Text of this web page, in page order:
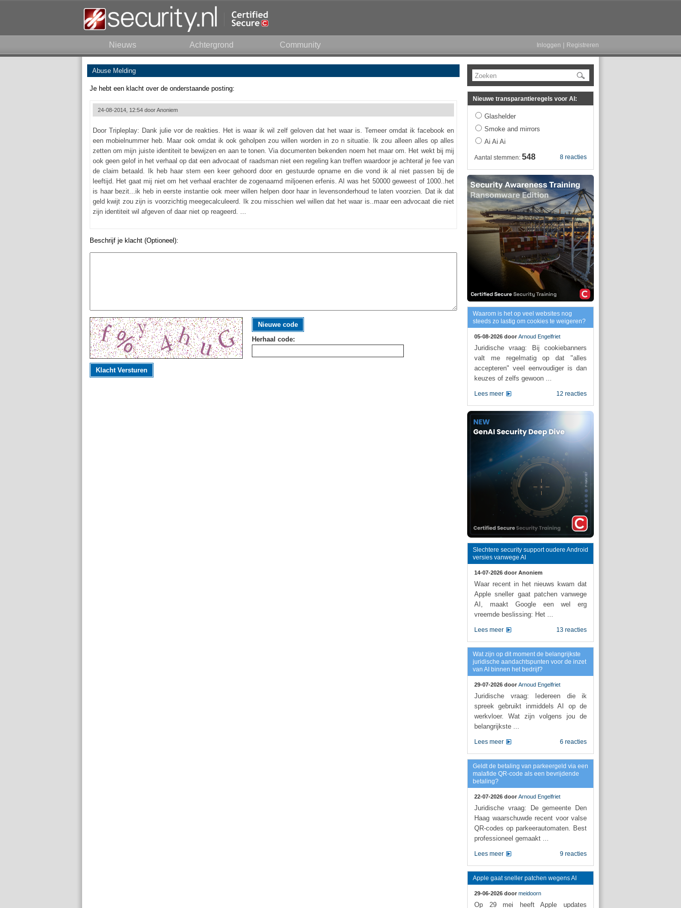
Nieuws Achtergrond Community Inloggen Registreren
Abuse Melding
Je hebt een klacht over de onderstaande posting:
24-08-2014, 12:54 doorAnoniem
Door Tripleplay: Dank julie vor de reakties. Het is waar ik wil zelf geloven dat het waar is. Temeer omdat ik facebook en
een mobielnummer heb. Maar ook omdat ik ook geholpen zou willen worden in zo n situatie. Ik zou alleen alles op alles
zetten om mijn juiste identiteit te bewijzen en aan te tonen. Via documenten bekenden noem het maar om. Het wekt bij mij
ook geen gelof in het verhaal op dat een advocaat of raadsman niet een regeling kan treffen waardoor je achteraf je fee van
de claim betaald. Ik heb haar stem een keer gehoord door en gestuurde opname en die vond ik al niet passen bij de
leeftijd. Het gaat mij niet om het verhaal erachter de zogenaamd miljoenen erfenis. Al was het 50000 geweest of 1000..het
is haar bezit...ik heb in eerste instantie ook meer willen helpen door haar in levensonderhoud te laten voorzien. Dat ik dat
geld kwijt zou zijn is voorzichtig meegecalculeerd. Ik zou misschien wel willen dat het waar is..maar een advocaat die niet
zijn identiteit wil afgeven of daar niet op reageerd. ...
Beschrijf je klacht (Optioneel):
Nieuwe code
Herhaal code:
Klacht Versturen
Zoeken
Nieuwe transparantieregels voor AI:
Glashelder
Smoke and mirrors
Ai Ai Ai
8 reacties
Aantal stemmen: 548
Waarom is het op veel websites nog
steeds zo lastig om cookies te weigeren?
05-08-2026 door Arnoud Engelfriet
Juridische vraag: Bij cookiebanners
valt me regelmatig op dat "alles
accepteren" veel eenvoudiger is dan
keuzes of zelfs gewoon ...
12 reacties
Lees meer
Slechtere security support oudere Android
versies vanwege AI
14-07-2026 door Anoniem
Waar recent in het nieuws kwam dat
Apple sneller gaat patchen vanwege
AI, maakt Google een wel erg
vreemde beslissing: Het ...
13 reacties
Lees meer
Wat zijn op dit moment de belangrijkste
juridische aandachtspunten voor de inzet
van AI binnen het bedrijf?
29-07-2026 door Arnoud Engelfriet
Juridische vraag: Iedereen die ik
spreek gebruikt inmiddels AI op de
werkvloer. Wat zijn volgens jou de
belangrijkste ...
6 reacties
Lees meer
Geldt de betaling van parkeergeld via een
malafide QR-code als een bevrijdende
betaling?
22-07-2026 door Arnoud Engelfriet
Juridische vraag: De gemeente Den
Haag waarschuwde recent voor valse
QR-codes op parkeerautomaten. Best
professioneel gemaakt ...
9 reacties
Lees meer
Apple gaat sneller patchen wegens AI
29-06-2026 door meidoorn
Op 29 mei heeft Apple updates